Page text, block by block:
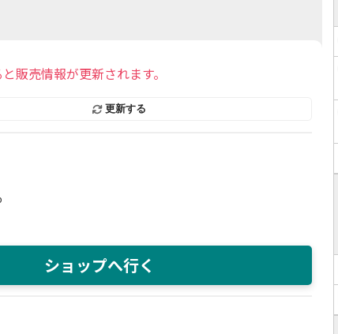
販売情報が更新されます。
更新する
ショップへ行く